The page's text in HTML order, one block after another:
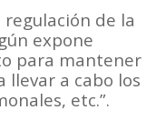
regulación de la
expone
para mantener
a cabo los
etc.”.